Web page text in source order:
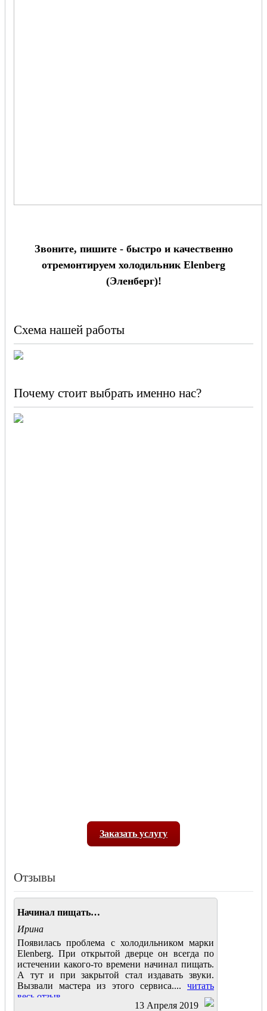
Звоните, пишите - быстро и качественно
отремонтируем холодильник Elenberg
(Эленберг)!
Схема нашей работы
Почему стоит выбрать именно нас?
Заказать услугу
Отзывы
Начинал пищать…
Ирина
Появилась проблема с холодильником марки
Elenberg. При открытой дверце он всегда по
истечении какого-то времени начинал пищать.
А тут и при закрытой стал издавать звуки.
Вызвали мастера из этого сервиса.... читать
весь отзыв
13 Апреля 2019